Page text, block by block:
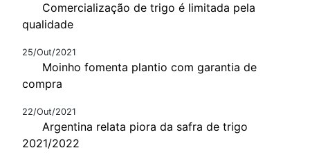
Comercialização de trigo é limitada pela
qualidade
25/Out/2021
Moinho fomenta plantio com garantia de
compra
22/Out/2021
Argentina relata piora da safra de trigo
2021/2022